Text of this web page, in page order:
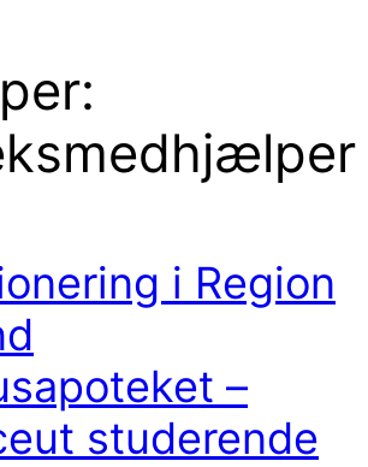
i Region
–
studerende